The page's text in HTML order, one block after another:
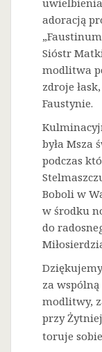
adoracją
Sióstr
modlitwa
zdroje
Faustynie.
była Msza
podczas
Boboli w
w środku
do
za
modlitwy,
przy
toruje